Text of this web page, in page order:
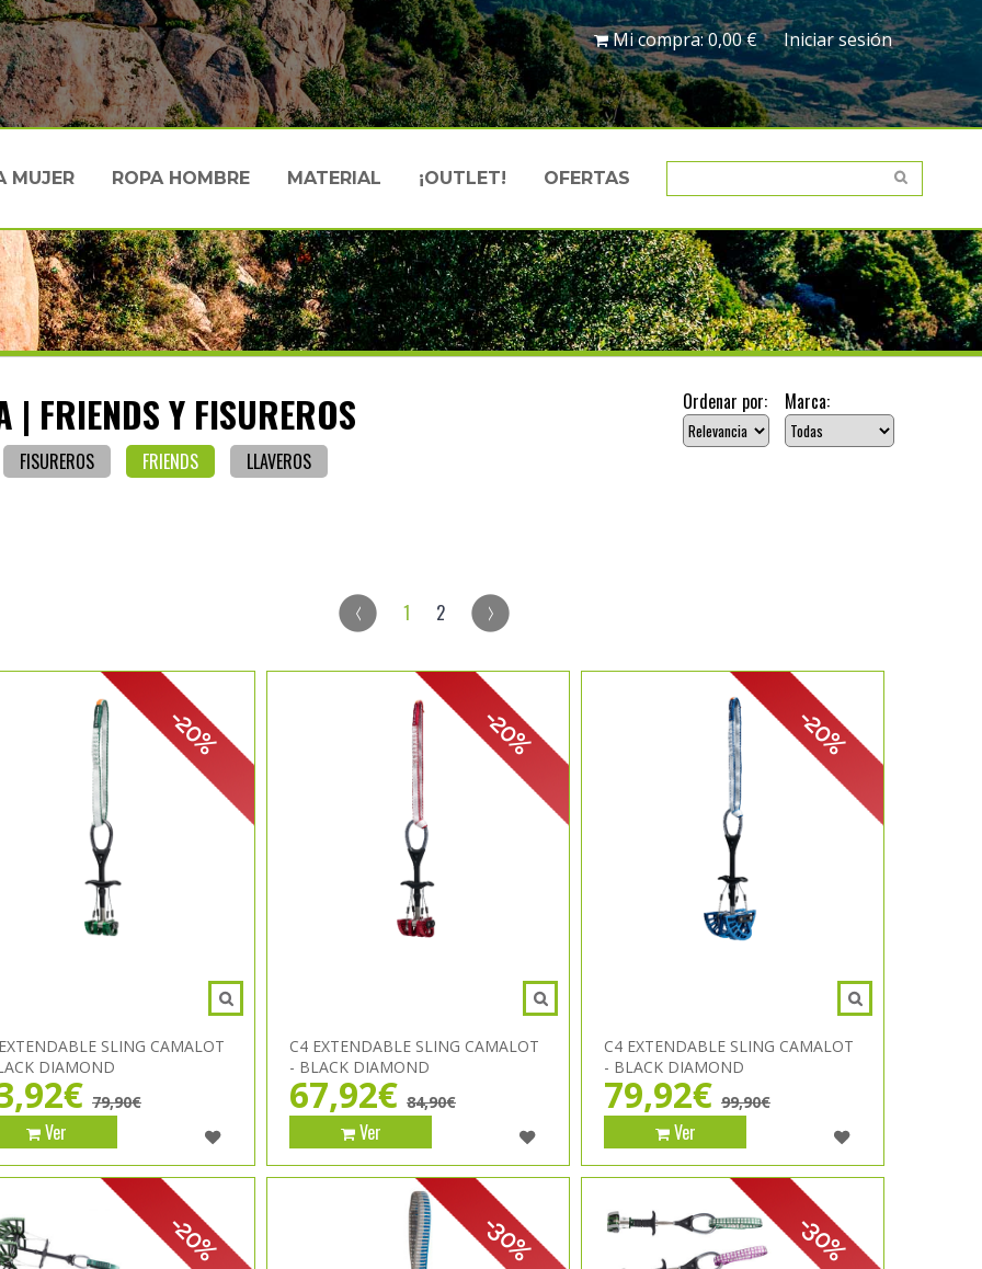
Mi compra:0,00 € Iniciar sesión
MUJER ROPA HOMBRE MATERIAL ¡OUTLET! OFERTAS
| FRIENDS Y FISUREROS Ordenar por: Marca:
FISUREROS FRIENDS LLAVEROS
1 2
-20%
SLING CAMALOT
DIAMOND
79,90€
Ver
-20%
C4 EXTENDABLE SLING CAMALOT
- BLACK DIAMOND
67,92€ 84,90€
Ver
-20%
C4 EXTENDABLE SLING CAMALOT
- BLACK DIAMOND
79,92€ 99,90€
Ver
-20% -30% -30%